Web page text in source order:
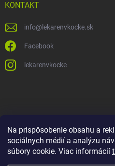
Na prispôsobenie obsahu a
sociálnych médií a analýzu
súbory cookie. Viac informácií
KONTAKT
info@ lekarenvkocke.sk
Facebook
lekarenvkocke